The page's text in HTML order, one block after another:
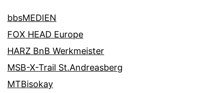
bbsMEDIEN
FOX HEAD Europe
HARZ BnB Werkmeister
MSB-X-Trail St.Andreasberg
MTBisokay